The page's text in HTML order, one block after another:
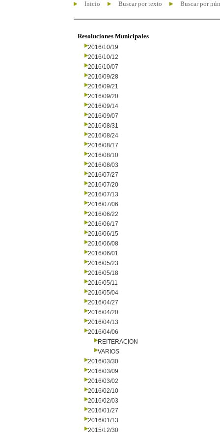
Inicio Buscar por texto Buscar por
Resoluciones Municipales
2016/10/19
2016/10/12
2016/10/07
2016/09/28
2016/09/21
2016/09/20
2016/09/14
2016/09/07
2016/08/31
2016/08/24
2016/08/17
2016/08/10
2016/08/03
2016/07/27
2016/07/20
2016/07/13
2016/07/06
2016/06/22
2016/06/17
2016/06/15
2016/06/08
2016/06/01
2016/05/23
2016/05/18
2016/05/11
2016/05/04
2016/04/27
2016/04/20
2016/04/13
2016/04/06
REITERACION
VARIOS
2016/03/30
2016/03/09
2016/03/02
2016/02/10
2016/02/03
2016/01/27
2016/01/13
2015/12/30